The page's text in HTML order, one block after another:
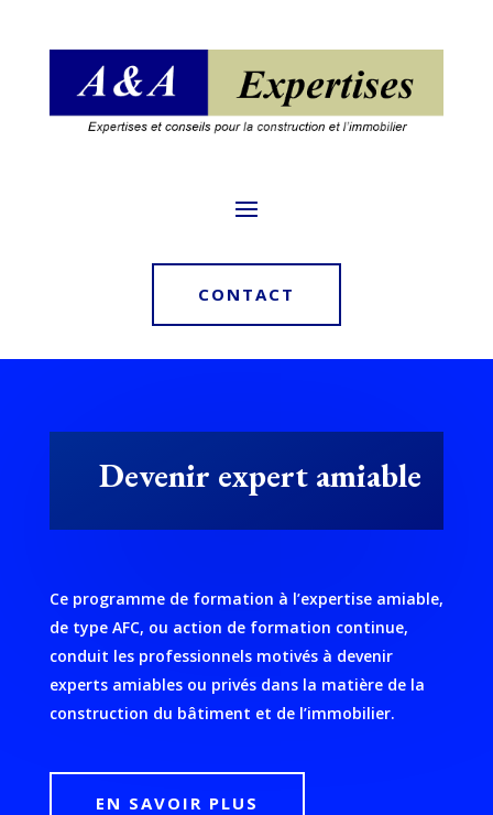
CONTACT
Devenir expert amiable
Ce programme de formation à l’expertise amiable,
de type AFC, ou action de formation continue,
conduit les professionnels motivés à devenir
experts amiables ou privés dans la matière de la
construction du bâtiment et de l’immobilier.
EN SAVOIR PLUS